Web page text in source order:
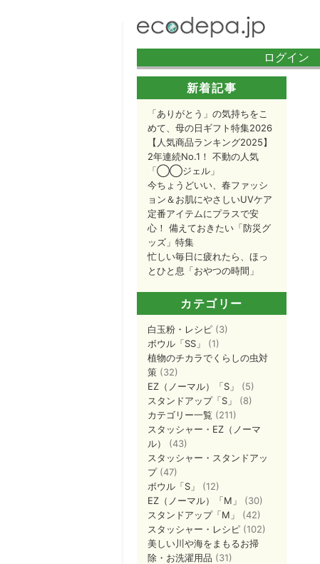
ログイン |
新着記事
「ありがとう」の気持ちをこ
めて、母の日ギフト特集2026
【人気商品ランキング2025】
2年連続No.1！ 不動の人気
「◯◯ジェル」
今ちょうどいい、春ファッシ
ョン＆お肌にやさしいUVケア
定番アイテムにプラスで安
心！ 備えておきたい「防災グ
ッズ」特集
忙しい毎日に疲れたら、ほっ
とひと息「おやつの時間」
カテゴリー
白玉粉・レシピ (3)
ボウル「SS」
(1)
植物のチカラでくらしの虫対
策 (32)
EZ（ノーマル）「S」
(5)
スタンドアップ「S」
(8)
カテゴリー一覧 (211)
スタッシャー・EZ（ノーマ
ル）
(43)
スタッシャー・スタンドアッ
プ(47)
ボウル「S」
(12)
EZ（ノーマル）「M」
(30)
スタンドアップ「M」
(42)
スタッシャー・レシピ (102)
美しい川や海をまもるお掃
除・お洗濯用品 (31)